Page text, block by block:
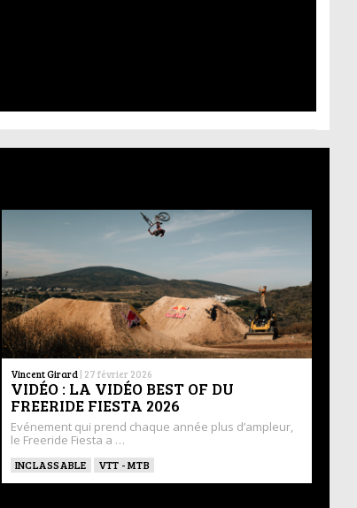
Vincent Girard | 27 février 2026
VIDÉO : LA VIDÉO BEST OF DU
FREERIDE FIESTA 2026
Evénement qui prend chaque année plus d’ampleur,
le Freeride Fiesta a …
INCLASSABLE VTT - MTB